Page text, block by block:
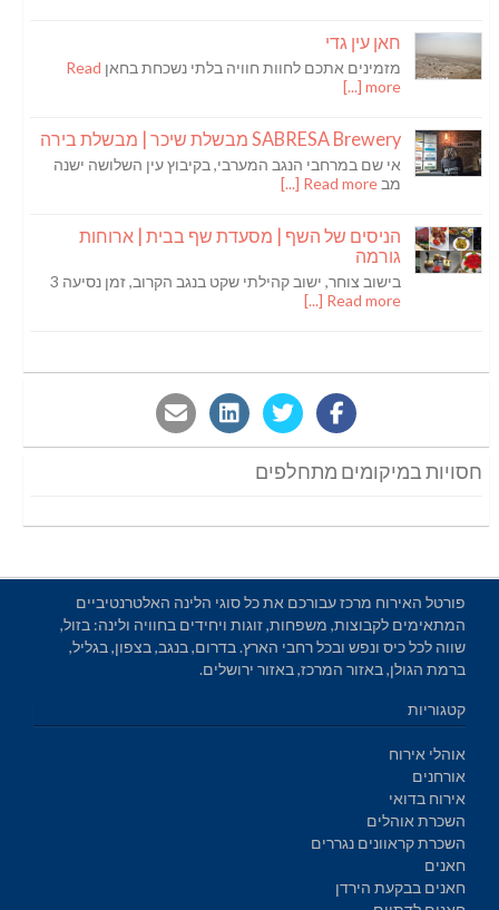
חאן עין גדי
מזמינים אתכם לחוות חוויה בלתי נשכחת בחאן Read
more [...]
SABRESA Brewery מבשלת שיכר | מבשלת בירה
אי שם במרחבי הנגב המערבי, בקיבוץ עין השלושה ישנה
מב Read more [...]
הניסים של השף | מסעדת שף בבית | ארוחות
גורמה
בישוב צוחר, ישוב קהילתי שקט בנגב הקרוב, זמן נסיעה 3
Read more [...]
חסויות במיקומים מתחלפים
פורטל האירוח מרכז עבורכם את כל סוגי הלינה האלטרנטיביים
המתאימים לקבוצות, משפחות, זוגות ויחידים בחוויה ולינה: בזול,
שווה לכל כיס ונפש ובכל רחבי הארץ. בדרום, בנגב, בצפון, בגליל,
ברמת הגולן, באזור המרכז, באזור ירושלים.
קטגוריות
אוהלי אירוח
אורחנים
אירוח בדואי
השכרת אוהלים
השכרת קראוונים נגררים
חאנים
חאנים בבקעת הירדן